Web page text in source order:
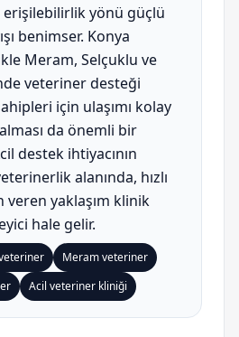
yönü güçlü
benimser. Konya
Meram, Selçuklu ve
veteriner desteği
için ulaşımı kolay
da önemli bir
destek ihtiyacının
alanında, hızlı
veren yaklaşım klinik
hale gelir.
Meram veteriner
Acil veteriner kliniği